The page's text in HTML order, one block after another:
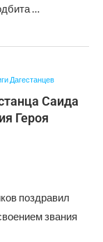
…
Дагестанцев
Саида
Героя
поздравил
звания